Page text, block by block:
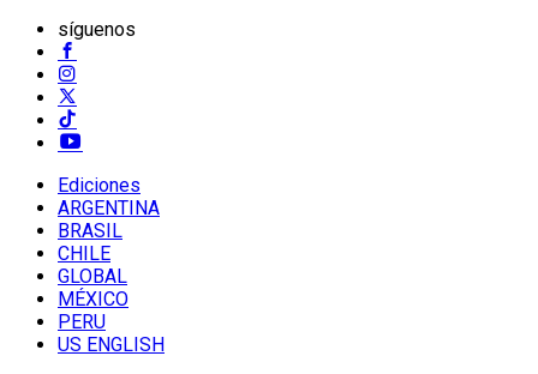
síguenos
Ediciones
ARGENTINA
BRASIL
CHILE
GLOBAL
MÉXICO
PERU
US ENGLISH